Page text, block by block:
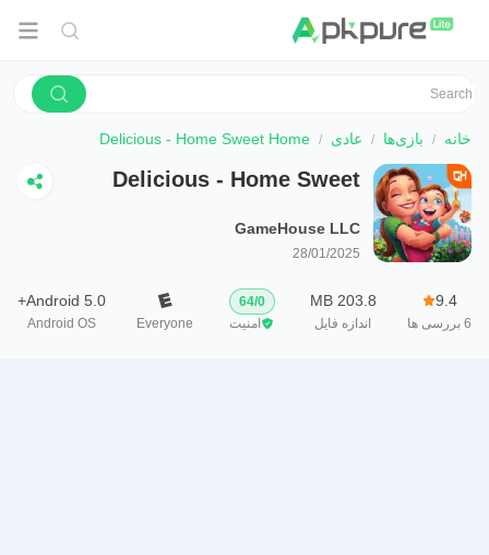
خانه بازی‌ها عادی Delicious - Home Sweet Home
Delicious - Home Sweet
GameHouse LLC
28/01/2025
9.4
6 بررسی ها
203.8 MB
اندازه فایل
0
/
64
امنیت
Everyone
Android 5.0+
Android OS